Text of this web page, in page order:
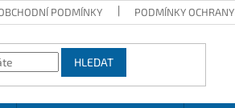
PODMÍNKY PODMÍNKY OCHRANY
HLEDAT